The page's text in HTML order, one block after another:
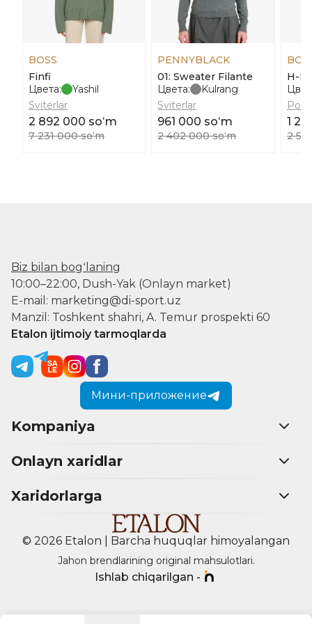
BOSS
Finfi
Цвета:
Yashil
Sviterlar
2 892 000 soʻm
7 231 000 soʻm
PENNYBLACK
01: Sweater Filante
Цвета:
Kulrang
Sviterlar
961 000 soʻm
2 402 000 soʻm
H-
Polo
1
2
Biz bilan bogʻlaning
10:00–22:00, Dush-Yak (Onlayn market)
E-mail: marketing@di-sport.uz
Manzil: Toshkent shahri, A. Temur prospekti 60
Etalon ijtimoiy tarmoqlarda
Мини-приложение
Kompaniya
Onlayn xaridlar
Xaridorlarga
© 2026 Etalon | Barcha huquqlar himoyalangan
Jahon brendlarining original mahsulotlari.
Ishlab chiqarilgan -